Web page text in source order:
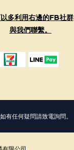
多利用右邊的FB社群
與我們聯繫。
有任何疑問請致電詢問。